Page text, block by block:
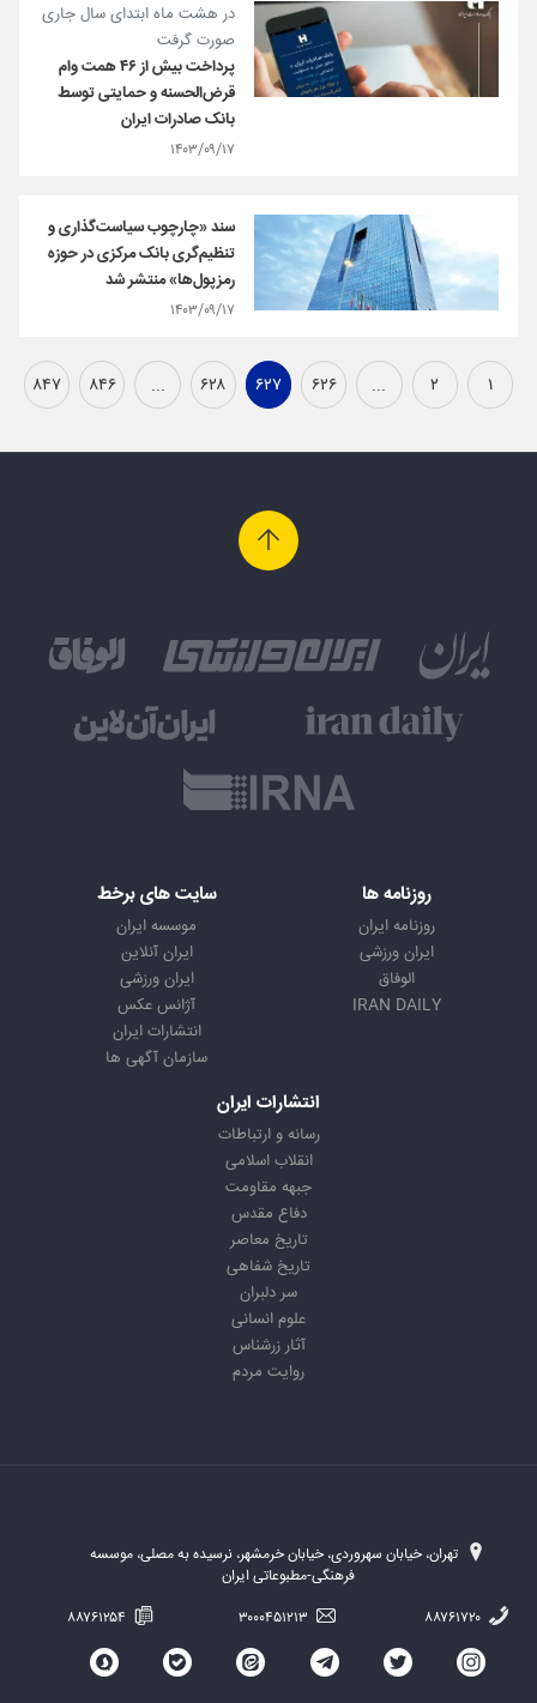
در هشت ماه ابتدای سال جاری
صورت گرفت
پرداخت بیش از ۴۶ همت وام
قرض‌الحسنه و حمایتی توسط
بانک صادرات ایران
۱۴۰۳/۰۹/۱۷
سند «چارچوب سیاست‌گذاری و
تنظیم‌گری ‌بانک مرکزی در حوزه
رمزپول‌ها» منتشر شد
۱۴۰۳/۰۹/۱۷
۱ ۲ ... ۶۲۶ ۶۲۷ ۶۲۸ ... ۸۴۶ ۸۴۷
روزنامه ها
روزنامه ایران
ایران ورزشی
الوفاق
IRAN DAILY
سایت های برخط
موسسه ایران
ایران آنلاین
ایران ورزشی
آژانس عکس
انتشارات ایران
سازمان آگهی ها
انتشارات ایران
رسانه و ارتباطات
انقلاب اسلامی
جبهه مقاومت
دفاع مقدس
تاریخ معاصر
تاریخ شفاهی
سر دلبران
علوم انسانی
آثار زرشناس
روایت مردم
تهران، خیابان سهروردی، خیابان خرمشهر، نرسیده به مصلی، موسسه
فرهنگی-مطبوعاتی ایران